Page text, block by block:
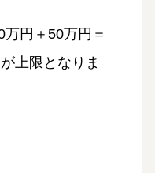
円＋50万円＝
上限となりま